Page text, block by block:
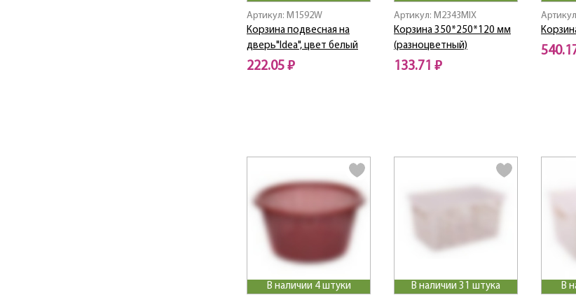
Артикул: M1592W
Корзина подвесная на
дверь"Idea", цвет белый
222.05 ₽
Артикул: M2343MIX
Корзина 350*250*120 мм
(разноцветный)
133.71 ₽
В наличии 4 штуки В наличии 31 штука В